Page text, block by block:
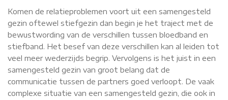
Komen de relatieproblemen voort uit een samengesteld
gezin oftewel stiefgezin dan begin je het traject met de
bewustwording van de verschillen tussen bloedband en
stiefband. Het besef van deze verschillen kan al leiden tot
veel meer wederzijds begrip. Vervolgens is het juist in een
samengesteld gezin van groot belang dat de
communicatie tussen de partners goed verloopt. De vaak
complexe situatie van een samengesteld gezin, die ook in